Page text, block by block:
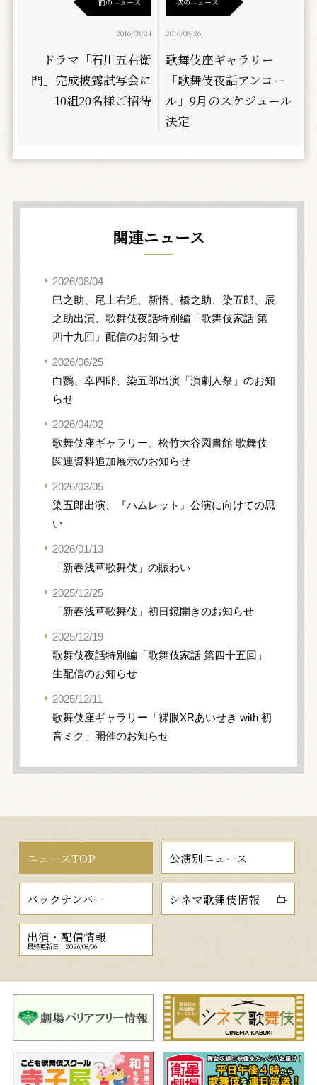
2016/08/24
ドラマ「石川五右衛
門」完成披露試写会に
10組20名様ご招待
2016/08/26
歌舞伎座ギャラリー
「歌舞伎夜話アンコー
ル」9月のスケジュール
決定
関連ニュース
2026/08/04
巳之助、尾上右近、新悟、橋之助、染五郎、辰
之助出演、歌舞伎夜話特別編「歌舞伎家話 第
四十九回」配信のお知らせ
2026/06/25
白鸚、幸四郎、染五郎出演「演劇人祭」のお知
らせ
2026/04/02
歌舞伎座ギャラリー、松竹大谷図書館 歌舞伎
関連資料追加展示のお知らせ
2026/03/05
染五郎出演、『ハムレット』公演に向けての思
い
2026/01/13
「新春浅草歌舞伎」の賑わい
2025/12/25
「新春浅草歌舞伎」初日鏡開きのお知らせ
2025/12/19
歌舞伎夜話特別編「歌舞伎家話 第四十五回」
生配信のお知らせ
2025/12/11
歌舞伎座ギャラリー「裸眼XRあいせき with 初
音ミク」開催のお知らせ
ニュースTOP 公演別ニュース
バックナンバー シネマ歌舞伎情報
出演・配信情報
最終更新日：2026/08/06